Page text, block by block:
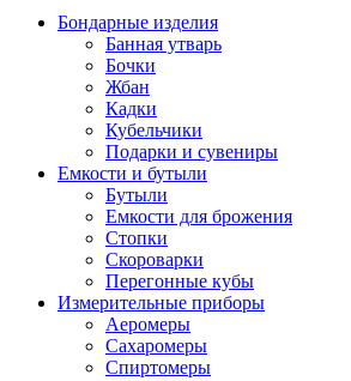
Бондарные изделия
Банная утварь
Бочки
Жбан
Кадки
Кубельчики
Подарки и сувениры
Емкости и бутыли
Бутыли
Емкости для брожения
Стопки
Скороварки
Перегонные кубы
Измерительные приборы
Аеромеры
Сахаромеры
Спиртомеры